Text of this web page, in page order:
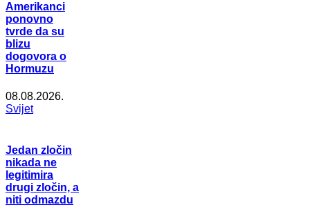
Amerikanci
ponovno
tvrde da su
blizu
dogovora o
Hormuzu
08.08.2026.
Svijet
Jedan zločin
nikada ne
legitimira
drugi zločin, a
niti odmazdu